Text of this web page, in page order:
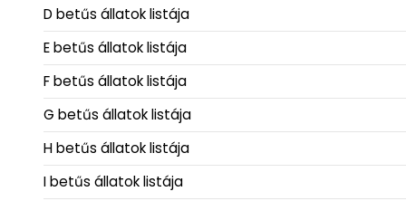
D betűs állatok listája
E betűs állatok listája
F betűs állatok listája
G betűs állatok listája
H betűs állatok listája
I betűs állatok listája